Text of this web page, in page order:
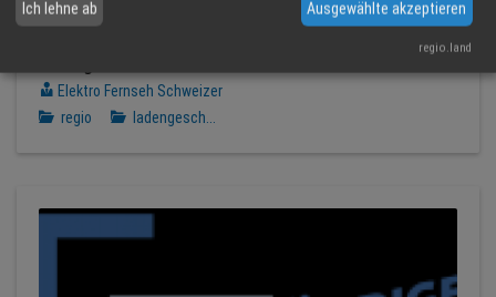
Elektro Fernseh Schweizer
regio
ladengesch...
Ich lehne ab Ausgewählte akzeptieren
regio.land